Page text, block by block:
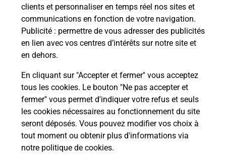
clients et personnaliser en temps réel nos sites et
communications en fonction de votre navigation.
Publicité : permettre de vous adresser des publicités
en lien avec vos centres d’intérêts sur notre site et
en dehors.
En cliquant sur "Accepter et fermer" vous acceptez
tous les cookies. Le bouton "Ne pas accepter et
fermer" vous permet d'indiquer votre refus et seuls
les cookies nécessaires au fonctionnement du site
seront déposés. Vous pouvez modifier vos choix à
tout moment ou obtenir plus d'informations via
notre politique de cookies.
Puis-je passer mon code de la route
avec La Poste et sous quelles
conditions ?
Localiser Liste Puy-de-Dôme MONTAIGUT LE BLANC